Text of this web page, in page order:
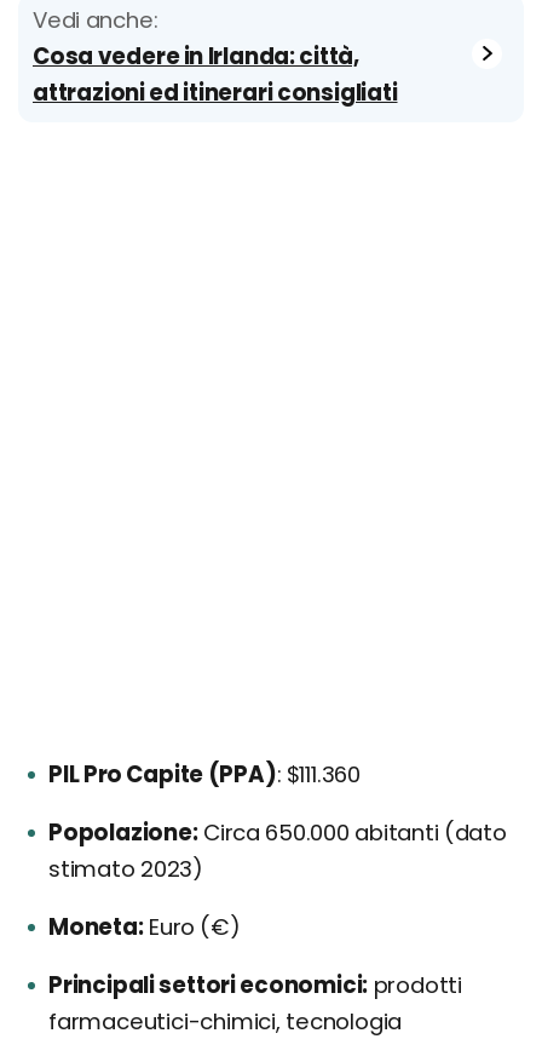
Vedi anche:
Cosa vedere in Irlanda: città,
attrazioni ed itinerari consigliati
PIL Pro Capite (PPA): $111.360
Popolazione:Circa 650.000 abitanti (dato
stimato 2023)
Moneta:Euro (€)
Principali settori economici: prodotti
farmaceutici-chimici, tecnologia